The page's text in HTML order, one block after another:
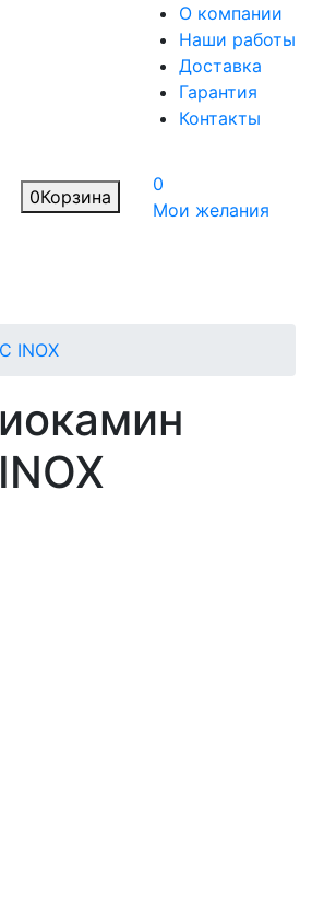
О компании
Наши работы
Доставка
Гарантия
Контакты
0Корзина
0
Мои желания
INOX